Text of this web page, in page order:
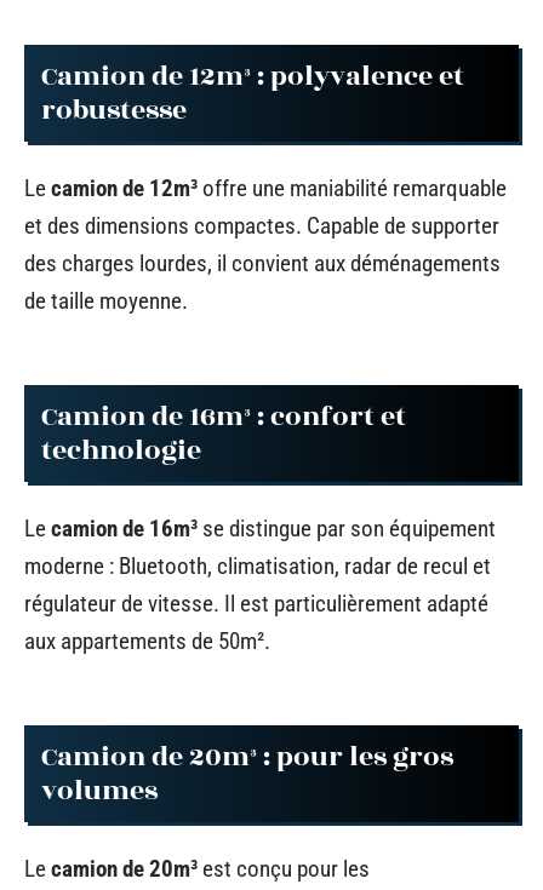
Camion de 12m³ : polyvalence et
robustesse
Lecamion de 12m³ offre une maniabilité remarquable
et des dimensions compactes. Capable de supporter
des charges lourdes, il convient aux déménagements
de taille moyenne.
Camion de 16m³ : confort et
technologie
Lecamion de 16m³ se distingue par son équipement
moderne : Bluetooth, climatisation, radar de recul et
régulateur de vitesse. Il est particulièrement adapté
aux appartements de 50m².
Camion de 20m³ : pour les gros
volumes
Lecamion de 20m³ est conçu pour les